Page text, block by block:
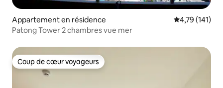
Appartement en résidence Évaluation
4,79 (141)
Patong Tower 2 chambres vue mer
Coup de cœur voyageurs
Coup de cœur voyageurs